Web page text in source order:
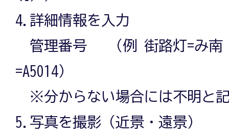
4.詳細情報を入力
管理番号 （例 街路灯=
=A5014）
※分からない場合には不明と
5.写真を撮影（近景・遠景）